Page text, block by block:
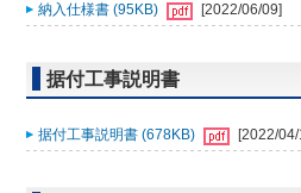
納入仕様書 (95KB) [2022/06/09]
据付工事説明書
据付工事説明書 (678KB) [2022/04/